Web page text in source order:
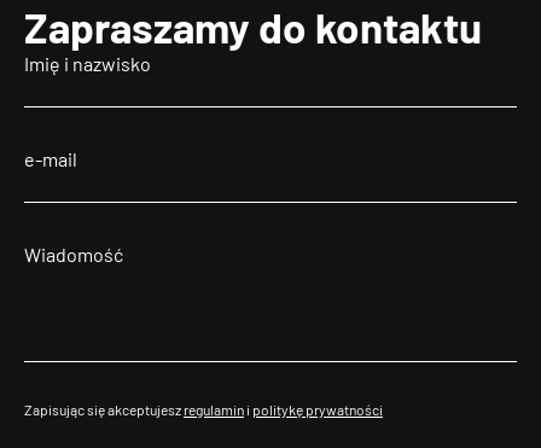
Zapraszamy do kontaktu
Zapisując się akceptujesz regulamin i politykę prywatności